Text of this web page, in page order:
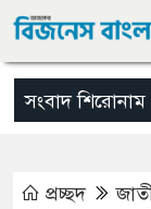
সংবাদ শিরোনাম
প্রচ্ছদ